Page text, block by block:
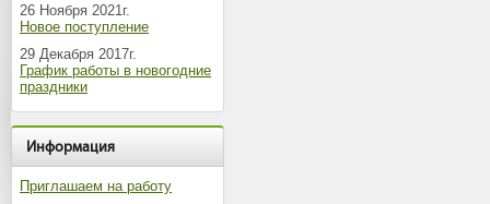
26 Ноября 2021г.
Новое поступление
29 Декабря 2017г.
График работы в новогодние
праздники
Информация
Приглашаем на работу